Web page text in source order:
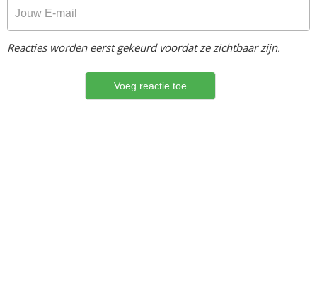
Reacties worden eerst gekeurd voordat ze zichtbaar zijn.